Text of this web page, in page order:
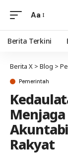
Aa
Berita Terkini
Berita X > Blog >
Pemerintah
Menjaga
Rakyat